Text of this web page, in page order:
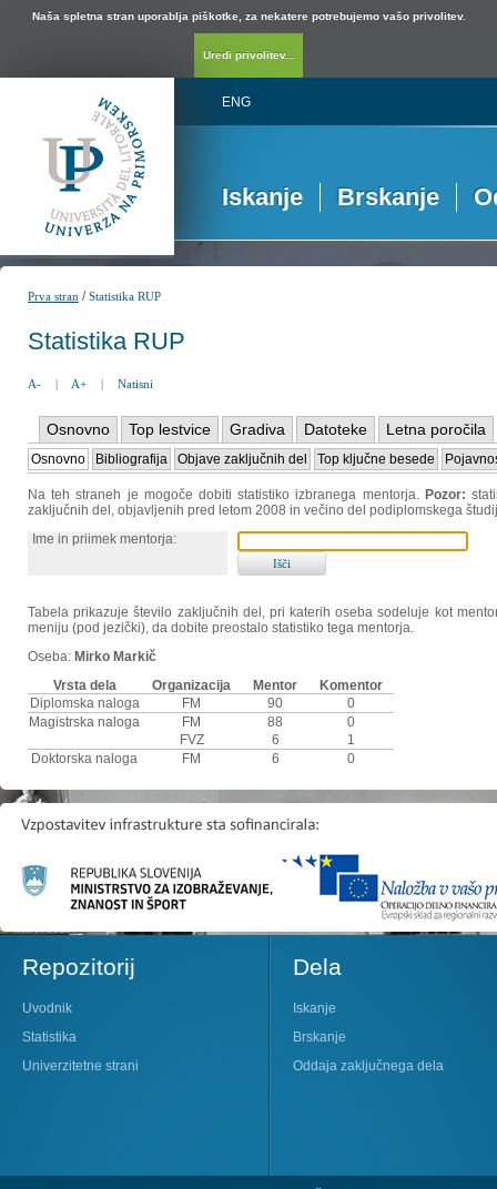
Naša spletna stran uporablja piškotke, za nekatere potrebujemo vašo privolitev.
Uredi privolitev...
ENG
Iskanje Brskanje
Prva stran /Statistika RUP
Statistika RUP
A- | A+ | Natisni
Osnovno Top lestvice Gradiva Datoteke Letna poročila
Osnovno Bibliografija Objave zaključnih del Top ključne besede
Na teh straneh je mogoče dobiti statistiko izbranega mentorja. Pozor:
zaključnih del, objavljenih pred letom 2008 in večino del podiplomskega
Ime in priimek mentorja:
Tabela prikazuje število zaključnih del, pri katerih oseba sodeluje kot
meniju (pod jezički), da dobite preostalo statistiko tega mentorja.
Oseba: Mirko Markič
Vrsta dela
Organizacija Mentor
Komentor
Diplomska naloga
FM 90
0
Magistrska naloga
FM 88
0
FVZ
6
1
Doktorska naloga
FM 6 0
Repozitorij
Uvodnik
Statistika
Univerzitetne strani
Dela
Iskanje
Brskanje
Oddaja zaključnega dela